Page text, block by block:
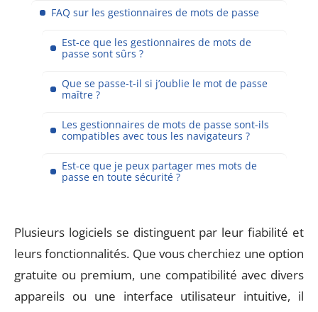
FAQ sur les gestionnaires de mots de passe
Est-ce que les gestionnaires de mots de
passe sont sûrs ?
Que se passe-t-il si j’oublie le mot de passe
maître ?
Les gestionnaires de mots de passe sont-ils
compatibles avec tous les navigateurs ?
Est-ce que je peux partager mes mots de
passe en toute sécurité ?
Plusieurs logiciels se distinguent par leur fiabilité et
leurs fonctionnalités. Que vous cherchiez une option
gratuite ou premium, une compatibilité avec divers
appareils ou une interface utilisateur intuitive, il